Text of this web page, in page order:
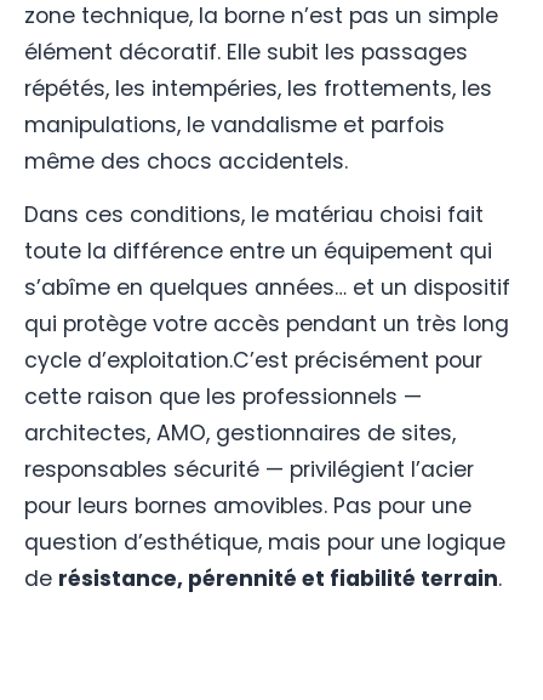
zone technique, la borne n’est pas un simple
élément décoratif. Elle subit les passages
répétés, les intempéries, les frottements, les
manipulations, le vandalisme et parfois
même des chocs accidentels.
Dans ces conditions, le matériau choisi fait
toute la différence entre un équipement qui
s’abîme en quelques années… et un dispositif
qui protège votre accès pendant un très long
cycle d’exploitation.C’est précisément pour
cette raison que les professionnels —
architectes, AMO, gestionnaires de sites,
responsables sécurité — privilégient l’acier
pour leurs bornes amovibles. Pas pour une
question d’esthétique, mais pour une logique
de résistance, pérennité et fiabilité terrain.